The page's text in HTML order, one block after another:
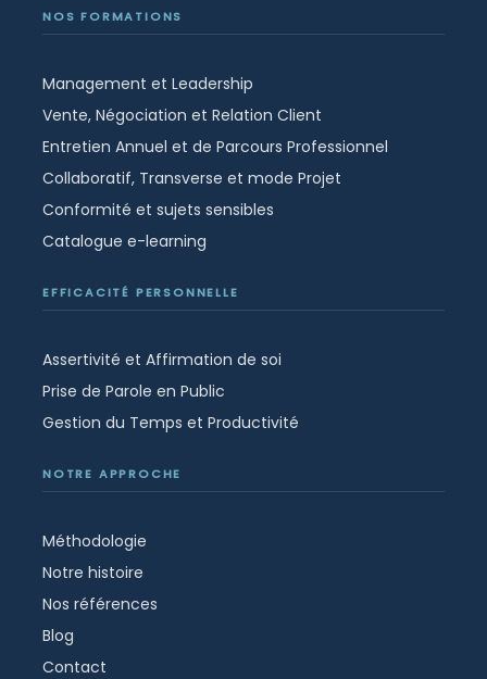
NOS FORMATIONS
Management et Leadership
Vente, Négociation et Relation Client
Entretien Annuel et de Parcours Professionnel
Collaboratif, Transverse et mode Projet
Conformité et sujets sensibles
Catalogue e-learning
EFFICACITÉ PERSONNELLE
Assertivité et Affirmation de soi
Prise de Parole en Public
Gestion du Temps et Productivité
NOTRE APPROCHE
Méthodologie
Notre histoire
Nos références
Blog
Contact